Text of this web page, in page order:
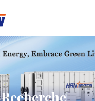
Recherche